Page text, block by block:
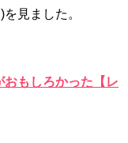
見ました。
もしろかった【レ